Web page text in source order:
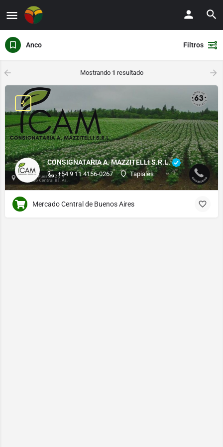
Anco Filtros
Mostrando 1 resultado
CONSIGNATARIA A. MAZZITELLI S.R.L.
+54 9 11 4156-0267 Tapiales
Mercado Central de Buenos Aires